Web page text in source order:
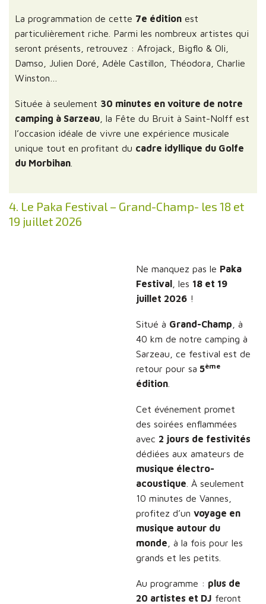
La programmation de cette 7e éditionest
particulièrement riche. Parmi les nombreux artistes qui
seront présents, retrouvez : Afrojack, Bigflo & Oli,
Damso, Julien Doré, Adèle Castillon, Théodora, Charlie
Winston…
Située à seulement 30 minutes en voiture de notre
camping à Sarzeau, la Fête du Bruit à Saint-Nolff est
l’occasion idéale de vivre une expérience musicale
unique tout en profitant du cadre idyllique du Golfe
du Morbihan.
4. Le Paka Festival – Grand-Champ- les 18 et
19 juillet 2026
Ne manquez pas le Paka
Festival, les 18 et 19
juillet 2026!
Situé à Grand-Champ , à
40 km de notre camping à
Sarzeau, ce festival est de
retour pour sa 5ème
édition.
Cet événement promet
des soirées enflammées
avec 2 jours de festivités
dédiées aux amateurs de
musique électro-
acoustique . À seulement
10 minutes de Vannes,
profitez d’un voyage en
musique autour du
monde , à la fois pour les
grands et les petits.
Au programme : plus de
20 artistes et DJ feront